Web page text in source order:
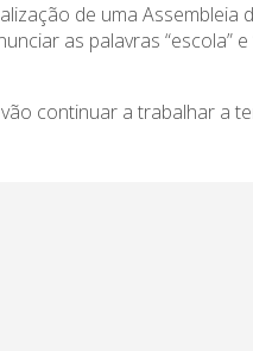
de uma Assembleia
as palavras “escola” e
continuar a trabalhar a